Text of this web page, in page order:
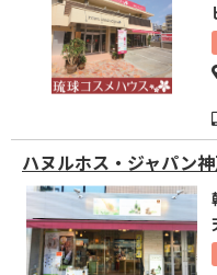
ハヌルホス・ジャパン